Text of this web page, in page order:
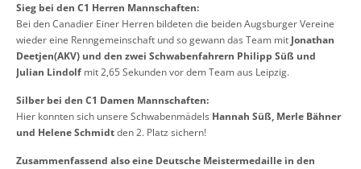
Sieg bei den C1 Herren Mannschaften:
Bei den Canadier Einer Herren bildeten die beiden Augsburger Vereine
wieder eine Renngemeinschaft und so gewann das Team mit Jonathan
Deetjen(AKV) und den zwei Schwabenfahrern Philipp Süß und
Julian Lindolf mit 2,65 Sekunden vor dem Team aus Leipzig.
Silber bei den C1 Damen Mannschaften:
Hier konnten sich unsere Schwabenmädels Hannah Süß, Merle Bähner
und Helene Schmidtden 2. Platz sichern!
Zusammenfassend also eine Deutsche Meistermedaille in den